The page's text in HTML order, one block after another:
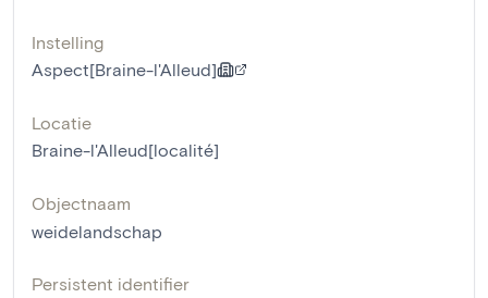
Instelling
Aspect[Braine-l'Alleud]
Locatie
Braine-l'Alleud[localité]
Objectnaam
weidelandschap
Persistent identifier